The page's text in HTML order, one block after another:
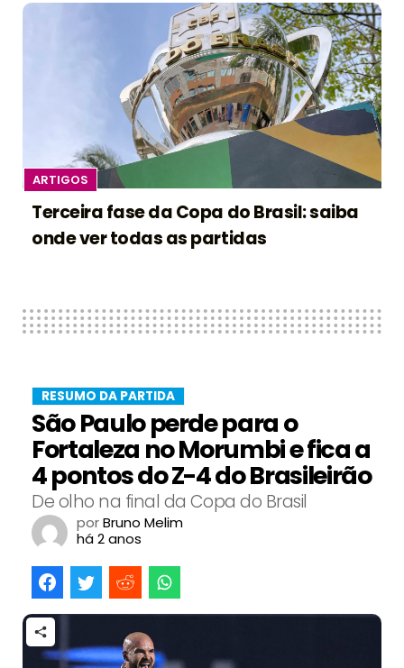
ARTIGOS
Terceira fase da Copa do Brasil: saiba
onde ver todas as partidas
RESUMO DA PARTIDA
São Paulo perde para o
Fortaleza no Morumbi e fica a
4 pontos do Z-4 do Brasileirão
De olho na final da Copa do Brasil
porBruno Melim
há 2 anos